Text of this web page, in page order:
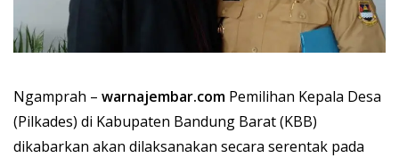
Ngamprah – warnajembar.com Pemilihan Kepala Desa
(Pilkades) di Kabupaten Bandung Barat (KBB)
dikabarkan akan dilaksanakan secara serentak pada